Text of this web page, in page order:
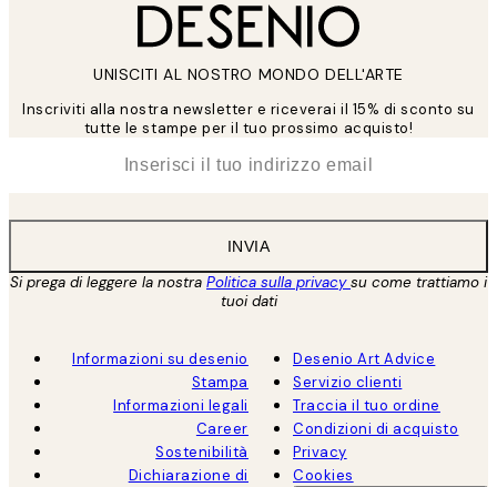
UNISCITI AL NOSTRO MONDO DELL'ARTE
Inscriviti alla nostra newsletter e riceverai il 15% di sconto su
tutte le stampe per il tuo prossimo acquisto!
INVIA
Si prega di leggere la nostra Politica sulla privacysu come trattiamo i
tuoi dati
Informazioni su desenio
Stampa
Informazioni legali
Career
Sostenibilità
Dichiarazione di
Desenio Art Advice
Servizio clienti
Traccia il tuo ordine
Condizioni di acquisto
Privacy
Cookies